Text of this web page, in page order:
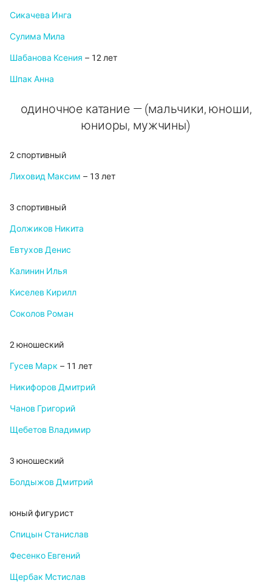
Сикачева Инга
Сулима Мила
Шабанова Ксения – 12 лет
Шпак Анна
одиночное катание — (мальчики, юноши,
юниоры, мужчины)
2 спортивный
Лиховид Максим – 13 лет
3 спортивный
Должиков Никита
Евтухов Денис
Калинин Илья
Киселев Кирилл
Соколов Роман
2 юношеский
Гусев Марк – 11 лет
Никифоров Дмитрий
Чанов Григорий
Щебетов Владимир
3 юношеский
Болдыжов Дмитрий
юный фигурист
Спицын Станислав
Фесенко Евгений
Щербак Мстислав